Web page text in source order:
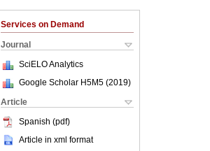
Services on Demand
Journal
SciELO Analytics
Google Scholar H5M5 (2019)
Article
Spanish (pdf)
Article in xml format